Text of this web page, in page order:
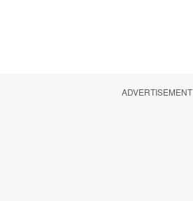
ADVERTISEMENT